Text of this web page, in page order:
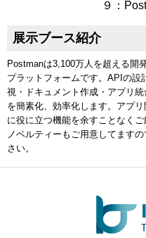
９：
展示ブース紹介
Postmanは3,100万人を超える開
プラットフォームです。APIの設
視・ドキュメント作成・アプリ
を簡素化、効率化します。アプ
に役に立つ機能を余すことなくご
ノベルティーもご用意してます
さい。